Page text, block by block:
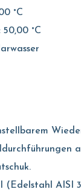
°C
50,00 °C
(Edelstahl AISI